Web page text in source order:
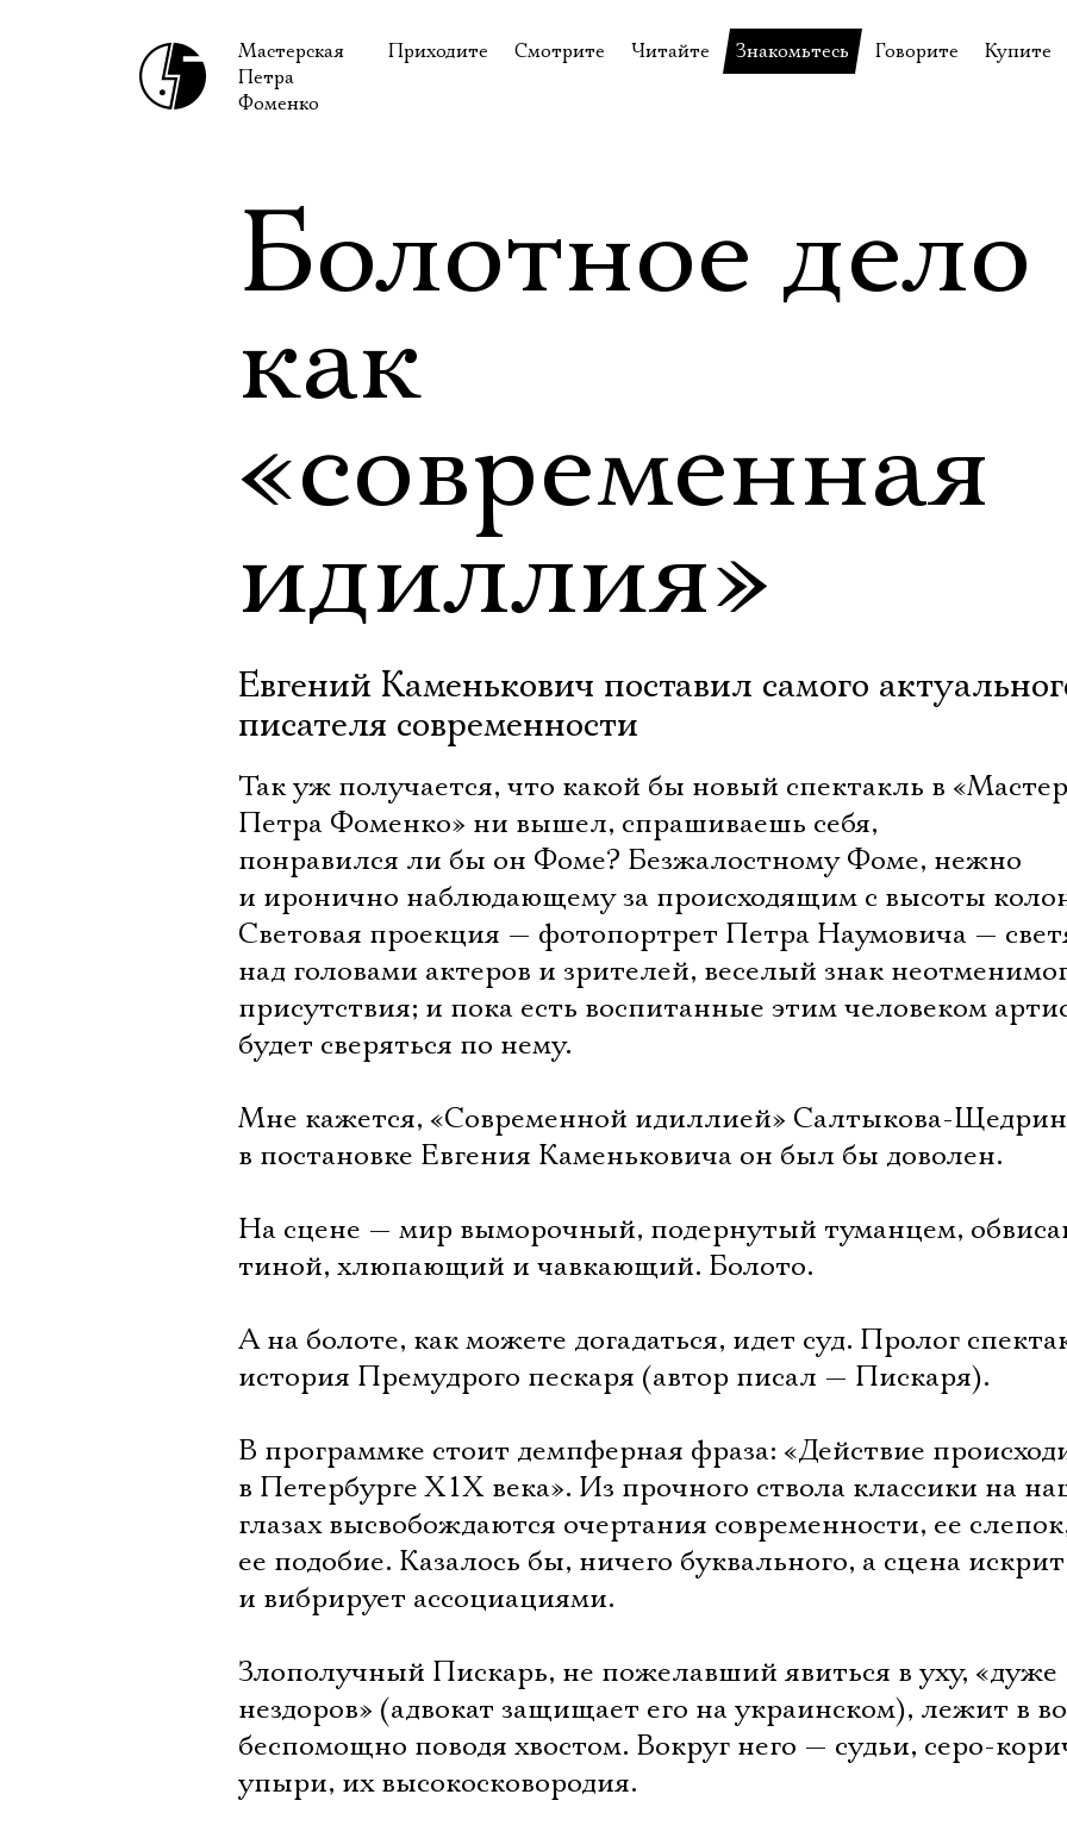
Мастерская
Петра
Фоменко
Приходите
Правила посещения
Смотрите
Внеклассные чтения
Читайте
Архив проектов
Знакомьтесь
Художники
Владимир Максимов
Говорите
Купите
Болотное дело
как
«современная
идиллия»
Евгений Каменькович поставил самого
писателя современности
Так уж получается, что какой бы новый спектакль в
Петра Фоменко» ни вышел, спрашиваешь себя,
понравился ли бы он Фоме? Безжалостному Фоме, нежно
и иронично наблюдающему за происходящим с высоты
Световая проекция — фотопортрет Петра Наумовича —
над головами актеров и зрителей, веселый знак
присутствия; и пока есть воспитанные этим человеком
будет сверяться по нему.
Мне кажется, «Современной идиллией» Салтыкова-
в постановке Евгения Каменьковича он был бы доволен.
На сцене — мир выморочный, подернутый туманцем,
тиной, хлюпающий и чавкающий. Болото.
А на болоте, как можете догадаться, идет суд. Пролог
история Премудрого пескаря (автор писал — Пискаря).
В программке стоит демпферная фраза: «Действие
в Петербурге Х1Х века». Из прочного ствола классики на
глазах высвобождаются очертания современности, ее
ее подобие. Казалось бы, ничего буквального, а сцена искрит
и вибрирует ассоциациями.
Злополучный Пискарь, не пожелавший явиться в уху, «дуже
нездоров» (адвокат защищает его на украинском), лежит в
беспомощно поводя хвостом. Вокруг него — судьи, серо-
упыри, их высокосковородия.